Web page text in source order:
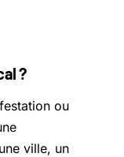
?
ou
ville, un